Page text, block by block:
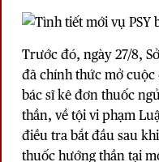
Trước đó, ngày 27/8,
đã chính thức mở cuộc
bác sĩ kê đơn thuốc
thần, về tội vi phạm
điều tra bắt đầu sau
thuốc hướng thần tại